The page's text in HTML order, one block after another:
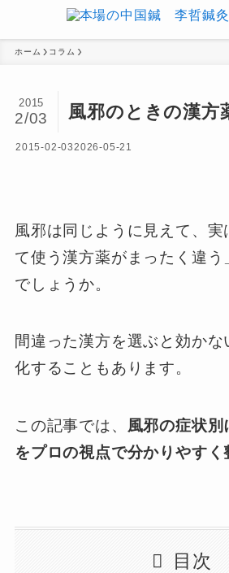
ホーム コラム
風邪のときの漢方
2015
2/03
2015-02-032026-05-21
風邪は同じように見えて、実
て使う漢方薬がまったく違う
でしょうか。
間違った漢方を選ぶと効かな
化することもあります。
この記事では、
風邪の症状
をプロの視点で分かりやすく
目次